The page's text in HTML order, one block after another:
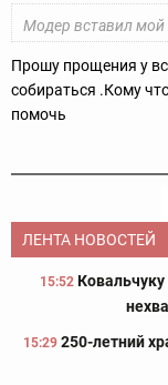
Модер вставил мой
Прошу прощения у
собираться .Кому
помочь
ЛЕНТА НОВОСТЕЙ
15:52
15:29 250-летний